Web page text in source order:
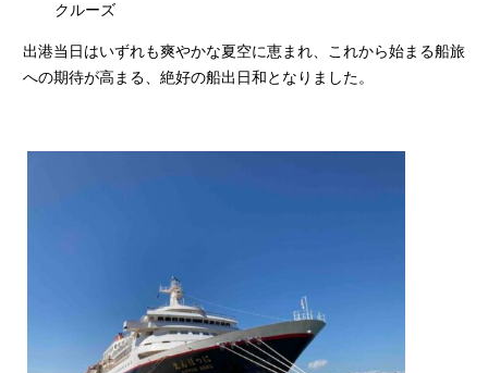
クルーズ
出港当日はいずれも爽やかな夏空に恵まれ、これから始まる船旅
への期待が高まる、絶好の船出日和となりました。